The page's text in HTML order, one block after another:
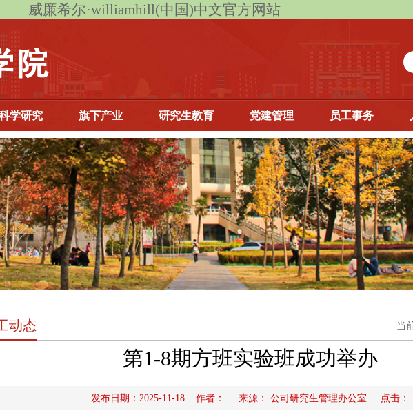
威廉希尔·williamhill(中国)中文官方网站
学研究 旗下产业 研究生教育 党建管理 员工事务
动态 当
第1-8期方班实验班成功举办
发布日期：2025-11-18 作者： 来源： 公司研究生管理办公室 点击：